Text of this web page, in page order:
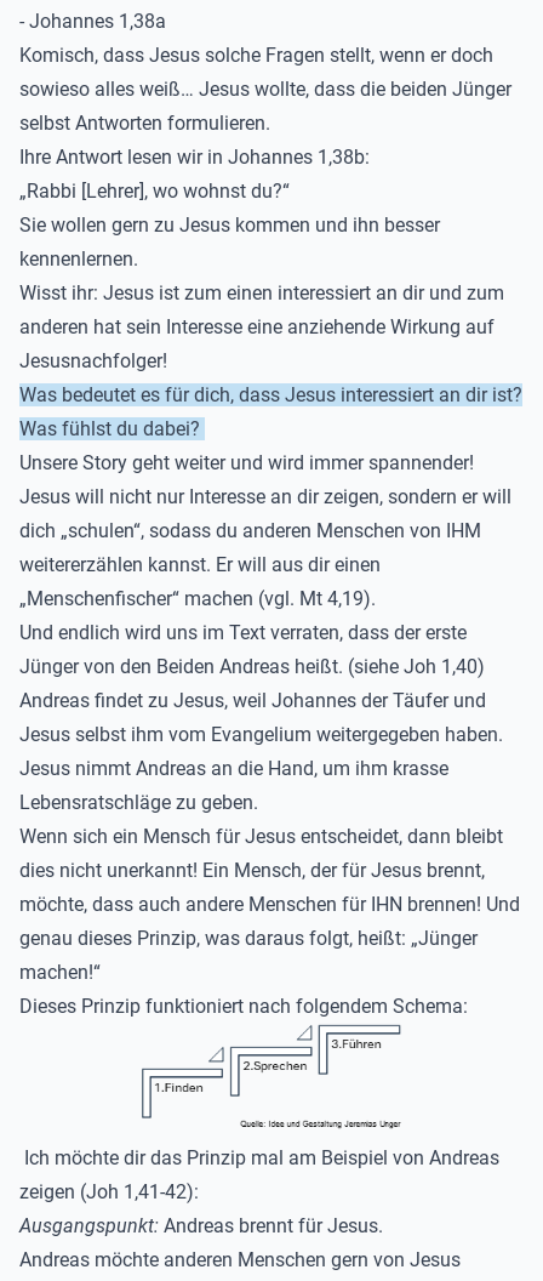
- Johannes 1,38a
Komisch, dass Jesus solche Fragen stellt, wenn er doch
sowieso alles weiß… Jesus wollte, dass die beiden Jünger
selbst Antworten formulieren.
Ihre Antwort lesen wir in Johannes 1,38b:
„Rabbi [Lehrer], wo wohnst du?“
Sie wollen gern zu Jesus kommen und ihn besser
kennenlernen.
Wisst ihr: Jesus ist zum einen interessiert an dir und zum
anderen hat sein Interesse eine anziehende Wirkung auf
Jesusnachfolger!
Was bedeutet es für dich, dass Jesus interessiert an dir ist?
Was fühlst du dabei?
Unsere Story geht weiter und wird immer spannender!
Jesus will nicht nur Interesse an dir zeigen, sondern er will
dich „schulen“, sodass du anderen Menschen von IHM
weitererzählen kannst. Er will aus dir einen
„Menschenfischer“ machen (vgl. Mt 4,19).
Und endlich wird uns im Text verraten, dass der erste
Jünger von den Beiden Andreas heißt. (siehe Joh 1,40)
Andreas findet zu Jesus, weil Johannes der Täufer und
Jesus selbst ihm vom Evangelium weitergegeben haben.
Jesus nimmt Andreas an die Hand, um ihm krasse
Lebensratschläge zu geben.
Wenn sich ein Mensch für Jesus entscheidet, dann bleibt
dies nicht unerkannt! Ein Mensch, der für Jesus brennt,
möchte, dass auch andere Menschen für IHN brennen! Und
genau dieses Prinzip, was daraus folgt, heißt: „Jünger
machen!“
Dieses Prinzip funktioniert nach folgendem Schema:
Ich möchte dir das Prinzip mal am Beispiel von Andreas
zeigen (Joh 1,41-42):
Ausgangspunkt: Andreas brennt für Jesus.
Andreas möchte anderen Menschen gern von Jesus